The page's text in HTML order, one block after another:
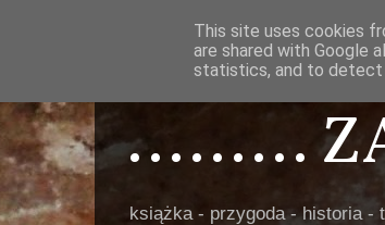
.........
książka - przygoda - historia -
This site uses cookies
are shared with Google
statistics, and to detect